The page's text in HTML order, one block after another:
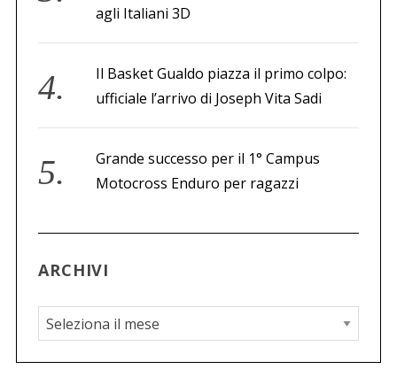
agli Italiani 3D
Il Basket Gualdo piazza il primo colpo:
ufficiale l’arrivo di Joseph Vita Sadi
Grande successo per il 1° Campus
Motocross Enduro per ragazzi
ARCHIVI
A
r
c